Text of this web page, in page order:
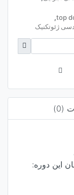
(0)
این دوره:
top
,
ژئوتکنیک